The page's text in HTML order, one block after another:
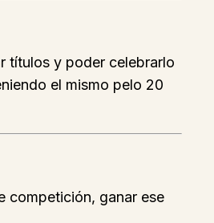
títulos y poder celebrarlo
el mismo pelo 20
competición, ganar ese